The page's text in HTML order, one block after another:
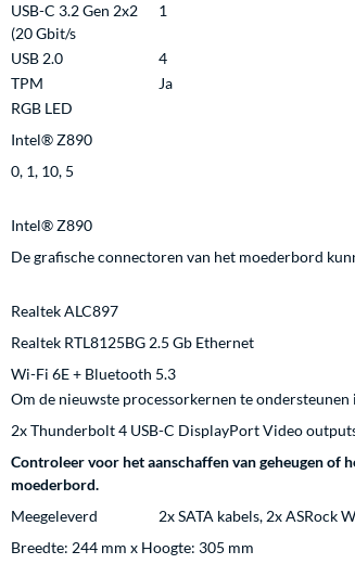
USB-C 3.2 Gen 2x2
(20 Gbit/s
1
USB 2.0
4
TPM
Ja
RGB LED
Intel® Z890
0, 1, 10, 5
Intel® Z890
De grafische connectoren van het moederbord
Realtek ALC897
Realtek RTL8125BG 2.5 Gb Ethernet
Wi-Fi 6E + Bluetooth 5.3
Om de nieuwste processorkernen te
2x Thunderbolt 4 USB-C DisplayPort Video
Controleer voor het aanschaffen van geheugen of
moederbord.
Meegeleverd
2x SATA kabels, 2x ASRock
Breedte: 244 mm x Hoogte: 305 mm